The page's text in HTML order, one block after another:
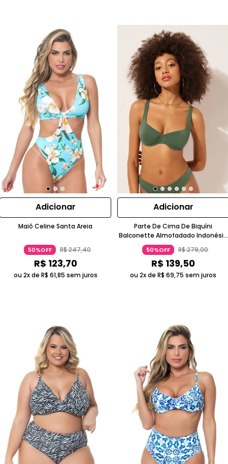
Adicionar
Maiô Celine Santa Areia
50%OFF R$247,40
R$ 123,70
ou 2x de R$ 61,85 sem juros
Adicionar
Parte De Cima De Biquíni
Balconette Almofadado Indonésia
- Verde
50%OFF R$279,00
R$ 139,50
ou 2x deR$ 69,75 sem juros